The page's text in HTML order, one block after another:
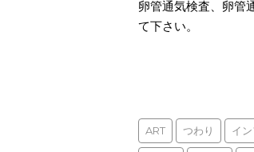
卵管通気検査、卵管
て下さい。
ART つわり イ